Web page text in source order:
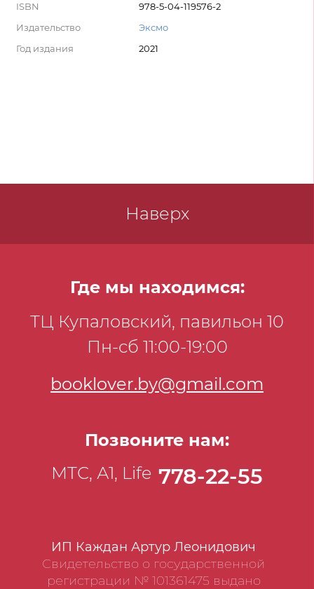
ISBN
978-5-04-119576-2
Издательство
Эксмо
Год издания
2021
Наверх
ИП Каждан Артур Леонидович
Свидетельство о государственной
регистрации № 101361475 выдано
Где мы находимся:
ТЦ Купаловский, павильон 10
Пн-сб 11:00-19:00
booklover.by@gmail.com
Позвоните нам:
МТС, А1, Life 778-22-55